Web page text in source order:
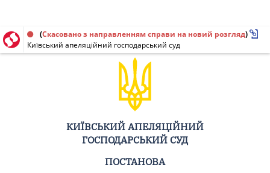
Постанова від 31.05.2011 № 17/015-11
(Скасовано з направленням справи на новий розгляд)
Київський апеляційний господарський суд
КИЇВСЬКИЙ АПЕЛЯЦІЙНИЙ
ГОСПОДАРСЬКИЙ СУД
ПОСТАНОВА